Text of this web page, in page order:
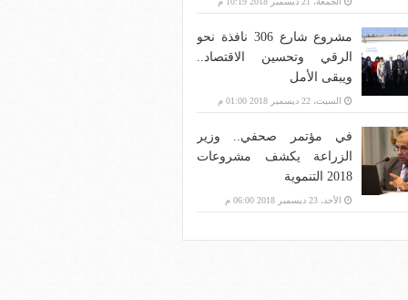
مشروع شارع 306 نافذة نحو
الرقي وتحسين الاقتصاد..
ويبقى الأمل
السبت، 22 ديسمبر 2018 01:00 م
في مؤتمر صحفي.. وزير
الزراعة يكشف مشروعات
2018 التنموية
الأحد، 23 ديسمبر 2018 06:00 م